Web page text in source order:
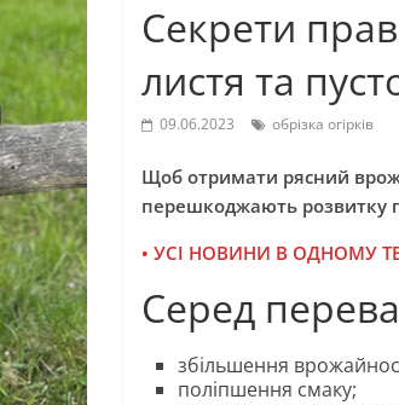
Секрети
листя та
09.06.2023 обрізка огірків
Щоб отримати рясний
перешкоджають розвитку
• УСІ НОВИНИ В ОДНОМУ
Серед
збільшення
поліпшення смаку;